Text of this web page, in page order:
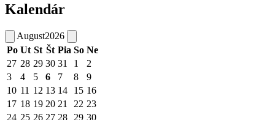
Kalendár
August2026
Po Ut St Št Pia So Ne
27 28 29 30 31 1
2
3
4 5 6 7 8
9
10 11 12 13 14 15 16
17 18 19 20 21 22 23
24 25 26 27 28 29 30